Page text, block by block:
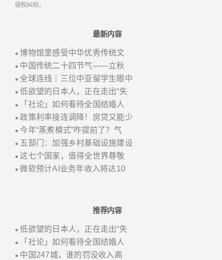
侵权纠纷。
最新内容
●博物馆里感受中华优秀传统文
● 中国传统二十四节气——立秋
●全球连线｜三位中亚留学生眼中
●低欲望的日本人，正在走出“失
● 「社论」如何看待全国结婚人
●政策利率接连调降！房贷又能少
● 今年“蒸煮模式”咋提前了？气
● 五部门：加强乡村基础设施建设
●这七个国家，值得全世界尊敬
●微软预计AI业务年收入将达10
推荐内容
●低欲望的日本人，正在走出“失
● 「社论」如何看待全国结婚人
● 中国247城，谁的罚没收入高